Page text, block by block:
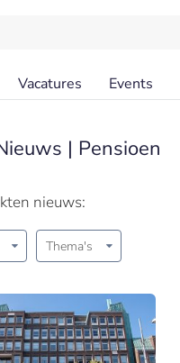
Vacatures Events
| Pensioen
nieuws:
Thema's